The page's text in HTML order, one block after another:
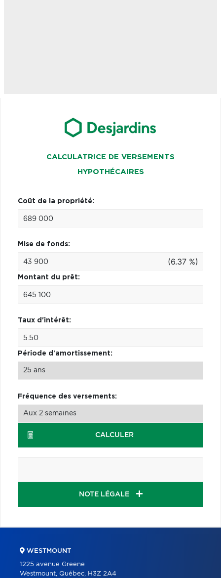
CALCULATRICE DE VERSEMENTS
HYPOTHÉCAIRES
Coût de la propriété:
Mise de fonds:
(6.37 %)
Montant du prêt:
Taux d'intérêt:
Période d'amortissement:
Fréquence des versements:
CALCULER
NOTE LÉGALE
WESTMOUNT
1225 avenue Greene
Westmount, Québec, H3Z 2A4